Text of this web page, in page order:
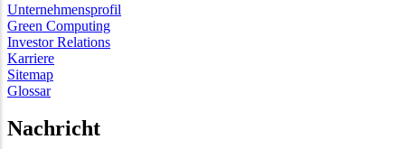
Unternehmensprofil
Green Computing
Investor Relations
Karriere
Sitemap
Glossar
Nachricht